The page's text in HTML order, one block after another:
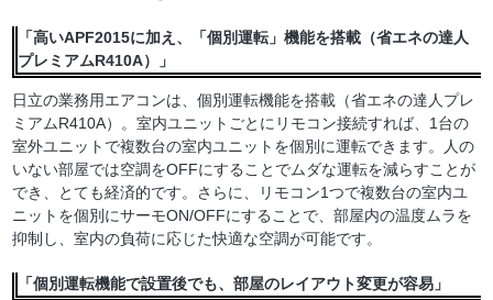
「高いAPF2015に加え、「個別運転」機能を搭載（省エネの達人
プレミアムR410A）」
日立の業務用エアコンは、個別運転機能を搭載（省エネの達人プレ
ミアムR410A）。室内ユニットごとにリモコン接続すれば、1台の
室外ユニットで複数台の室内ユニットを個別に運転できます。人の
いない部屋では空調をOFFにすることでムダな運転を減らすことが
でき、とても経済的です。さらに、リモコン1つで複数台の室内ユ
ニットを個別にサーモON/OFFにすることで、部屋内の温度ムラを
抑制し、室内の負荷に応じた快適な空調が可能です。
「個別運転機能で設置後でも、部屋のレイアウト変更が容易」